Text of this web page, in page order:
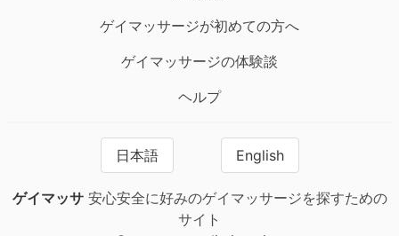
ゲイマッサージが初めての方へ
ゲイマッサージの体験談
ヘルプ
日本語 English
ゲイマッサ安心安全に好みのゲイマッサージを探すための
サイト